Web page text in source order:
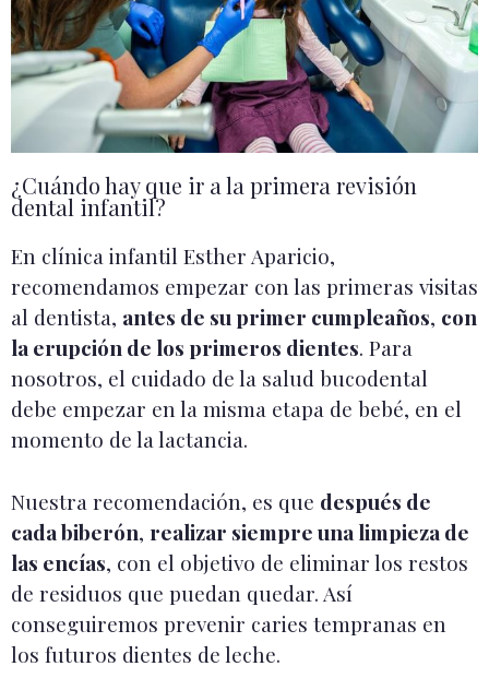
¿Cuándo hay que ir a la primera revisión
dental infantil?
En clínica infantil Esther Aparicio,
recomendamos empezar con las primeras visitas
al dentista, antes de su primer cumpleaños, con
la erupción de los primeros dientes. Para
nosotros, el cuidado de la salud bucodental
debe empezar en la misma etapa de bebé, en el
momento de la lactancia.
Nuestra recomendación, es que después de
cada biberón, realizar siempre una limpieza de
las encías, con el objetivo de eliminar los restos
de residuos que puedan quedar. Así
conseguiremos prevenir caries tempranas en
los futuros dientes de leche.